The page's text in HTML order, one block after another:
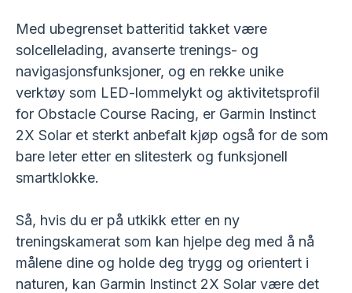
Med ubegrenset batteritid takket være
solcellelading, avanserte trenings- og
navigasjonsfunksjoner, og en rekke unike
verktøy som LED-lommelykt og aktivitetsprofil
for Obstacle Course Racing, er Garmin Instinct
2X Solar et sterkt anbefalt kjøp også for de som
bare leter etter en slitesterk og funksjonell
smartklokke.
Så, hvis du er på utkikk etter en ny
treningskamerat som kan hjelpe deg med å nå
målene dine og holde deg trygg og orientert i
naturen, kan Garmin Instinct 2X Solar være det